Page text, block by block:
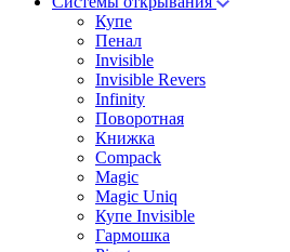
Купе
Пенал
Invisible
Invisible Revers
Infinity
Поворотная
Книжка
Compack
Magic
Magic Uniq
Купе Invisible
Гармошка